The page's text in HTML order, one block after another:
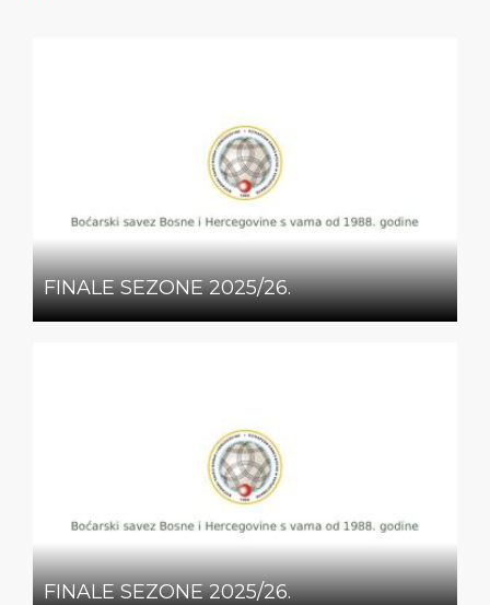
FINALE SEZONE 2025/26.
FINALE SEZONE 2025/26.